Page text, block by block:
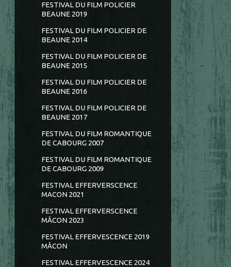
FESTIVAL DU FILM POLICIER
BEAUNE 2019
FESTIVAL DU FILM POLICIER DE
BEAUNE 2014
FESTIVAL DU FILM POLICIER DE
BEAUNE 2015
FESTIVAL DU FILM POLICIER DE
BEAUNE 2016
FESTIVAL DU FILM POLICIER DE
BEAUNE 2017
FESTIVAL DU FILM ROMANTIQUE
DE CABOURG 2007
FESTIVAL DU FILM ROMANTIQUE
DE CABOURG 2009
FESTIVAL EFFERVERSCENCE
MACON 2021
FESTIVAL EFFERVERSCENCE
MÂCON 2023
FESTIVAL EFFERVESCENCE 2019
MÂCON
FESTIVAL EFFERVESCENCE 2024